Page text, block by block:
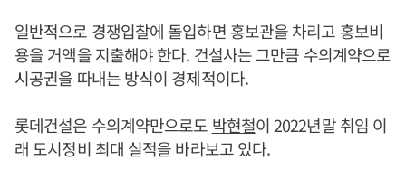
일반적으로 경쟁입찰에 돌입하면 홍보관을 차리고 홍보비
용을 거액을 지출해야 한다. 건설사는 그만큼 수의계약으로
시공권을 따내는 방식이 경제적이다.
롯데건설은 수의계약만으로도 박현철이 2022년말 취임 이
래 도시정비 최대 실적을 바라보고 있다.